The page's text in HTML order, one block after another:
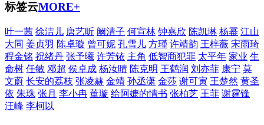
标签云MORE+
叶一茜 徐洁儿 唐艺昕 阚清子 何宣林 钟嘉欣 陈凯琳 杨幂 江山
大同 姜贞羽 陈卓璇 曾可妮 孔雪儿 方瑾 许靖韵 王梓薇 宋雨琦
程金铭 祝绪丹 张予曦 许芳铱 主角 低智商犯罪 太平年 家业 生
命树 任敏 邓超 侯卓成 杨汝晴 陈克明 王鹤润 刘亦菲 康宁 莫
文蔚 长安的荔枝 张凌赫 金靖 孙丞潇 金莎 谢可寅 王楚然 黄圣
依 朱珠 张月 李小冉 董璇 给阿嬷的情书 张柏芝 王菲 谢霆锋
汪峰 李柯以